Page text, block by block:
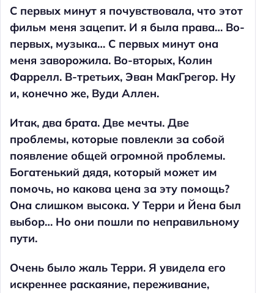
С первых минут я почувствовала, что этот
фильм меня зацепит. И я была права… Во-
первых, музыка… С первых минут она
меня заворожила. Во-вторых, Колин
Фаррелл. В-третьих, Эван МакГрегор. Ну
и, конечно же, Вуди Аллен.
Итак, два брата. Две мечты. Две
проблемы, которые повлекли за собой
появление общей огромной проблемы.
Богатенький дядя, который может им
помочь, но какова цена за эту помощь?
Она слишком высока. У Терри и Йена был
выбор… Но они пошли по неправильному
пути.
Очень было жаль Терри. Я увидела его
искреннее раскаяние, переживание,